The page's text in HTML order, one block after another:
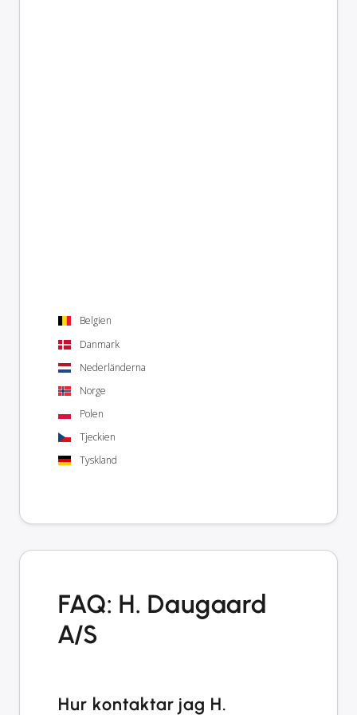
Belgien
Danmark
Nederländerna
Norge
Polen
Tjeckien
Tyskland
FAQ: H. Daugaard
A/S
Hur kontaktar jag H.